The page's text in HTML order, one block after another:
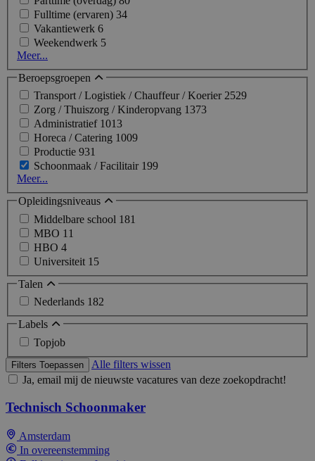
Fulltime (ervaren) 34
Vakantiewerk 6
Weekendwerk 5
Meer...
Beroepsgroepen
Transport / Logistiek / Chauffeur / Koerier 2529
Zorg / Thuiszorg / Kinderopvang 1373
Administratief 1013
Horeca / Catering 1009
Productie 931
Schoonmaak / Facilitair 199
Meer...
Opleidingsniveaus
Middelbare school 181
MBO 11
HBO 4
Universiteit 15
Talen
Nederlands 182
Labels
Topjob
Filters Toepassen
Alle filters wissen
Ja, email mij de nieuwste vacatures van deze zoekopdracht!
Technisch Schoonmaker
Amsterdam
In overeenstemming